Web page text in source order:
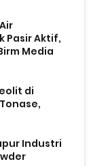
Pasir Aktif,
Media
di
Industri